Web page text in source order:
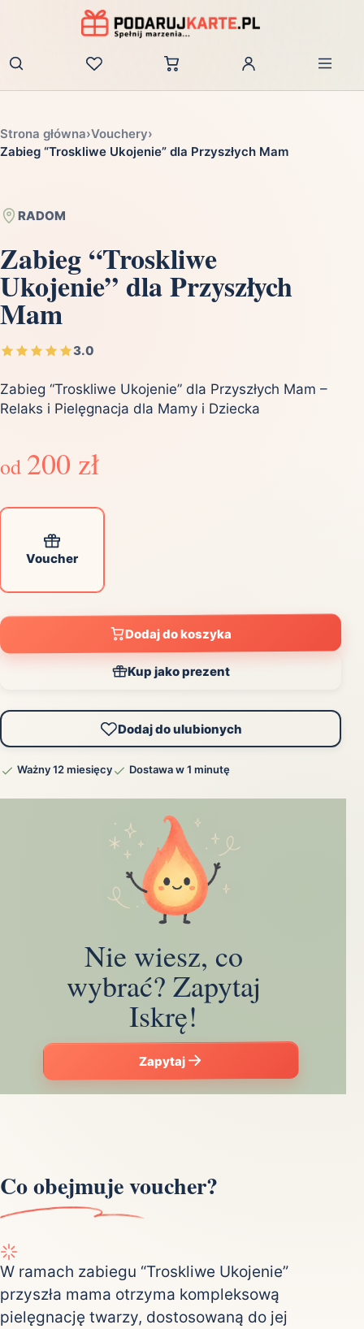
Zaloguj
Strona główna›Vouchery›
Zabieg “Troskliwe Ukojenie” dla Przyszłych Mam
RADOM
Zabieg “Troskliwe
Ukojenie” dla Przyszłych
Mam
3.0
Zabieg “Troskliwe Ukojenie” dla Przyszłych Mam –
Relaks i Pielęgnacja dla Mamy i Dziecka
od 200 zł
Voucher
Dodaj do koszyka
Kup jako prezent
Dodaj do ulubionych
Ważny 12 miesięcy Dostawa w 1 minutę
Nie wiesz, co
wybrać? Zapytaj
Iskrę!
Zapytaj
Co obejmuje voucher?
W ramach zabiegu “Troskliwe Ukojenie”
przyszła mama otrzyma kompleksową
pielęgnację twarzy, dostosowaną do jej